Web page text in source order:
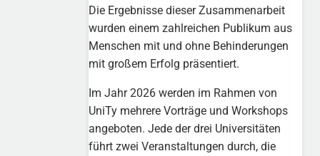
Die Ergebnisse dieser Zusammenarbeit
wurden einem zahlreichen Publikum aus
Menschen mit und ohne Behinderungen
mit großem Erfolg präsentiert.
Im Jahr 2026 werden im Rahmen von
UniTy mehrere Vorträge und Workshops
angeboten. Jede der drei Universitäten
führt zwei Veranstaltungen durch, die